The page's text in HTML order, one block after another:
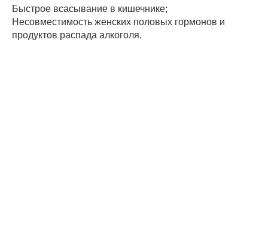
Быстрое всасывание в кишечнике;
Несовместимость женских половых гормонов и
продуктов распада алкоголя.